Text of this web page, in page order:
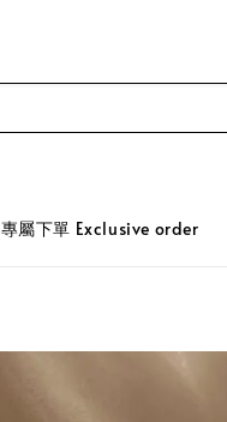
專屬下單 Exclusive order